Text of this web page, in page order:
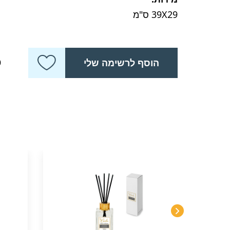
39X29 ס"מ
הוסף לרשימה שלי